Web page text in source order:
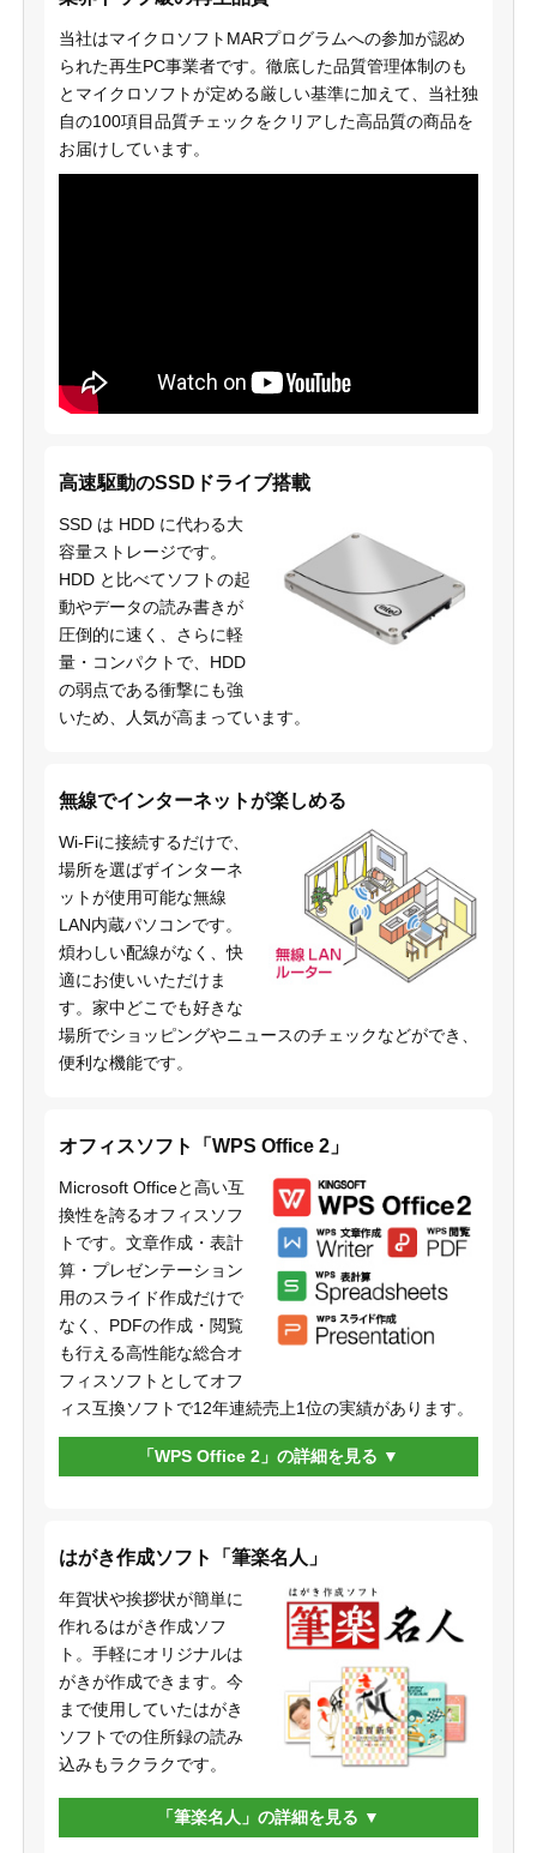
当社はマイクロソフトMARプログラムへの参加が認め
られた再生PC事業者です。徹底した品質管理体制のも
とマイクロソフトが定める厳しい基準に加えて、当社独
自の100項目品質チェックをクリアした高品質の商品を
お届けしています。
高速駆動のSSDドライブ搭載
SSD は HDD に代わる大
容量ストレージです。
HDD と比べてソフトの起
動やデータの読み書きが
圧倒的に速く、さらに軽
量・コンパクトで、HDD
の弱点である衝撃にも強
いため、人気が高まっています。
無線でインターネットが楽しめる
Wi-Fiに接続するだけで、
場所を選ばずインターネ
ットが使用可能な無線
LAN内蔵パソコンです。
煩わしい配線がなく、快
適にお使いいただけま
す。家中どこでも好きな
場所でショッピングやニュースのチェックなどができ、
便利な機能です。
オフィスソフト「WPS Office 2」
Microsoft Officeと高い互
換性を誇るオフィスソフ
トです。文章作成・表計
算・プレゼンテーション
用のスライド作成だけで
なく、PDFの作成・閲覧
も行える高性能な総合オ
フィスソフトとしてオフ
ィス互換ソフトで12年連続売上1位の実績があります。
「WPS Office 2」の詳細を見る
はがき作成ソフト「筆楽名人」
年賀状や挨拶状が簡単に
作れるはがき作成ソフ
ト。手軽にオリジナルは
がきが作成できます。今
まで使用していたはがき
ソフトでの住所録の読み
込みもラクラクです。
「筆楽名人」の詳細を見る